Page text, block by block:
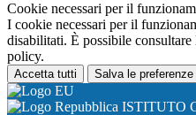
Cookie necessari per il
I cookie necessari per il
disabilitati. È possibile
policy.
Accetta tutti Salva le preferenze
ISTITUTO